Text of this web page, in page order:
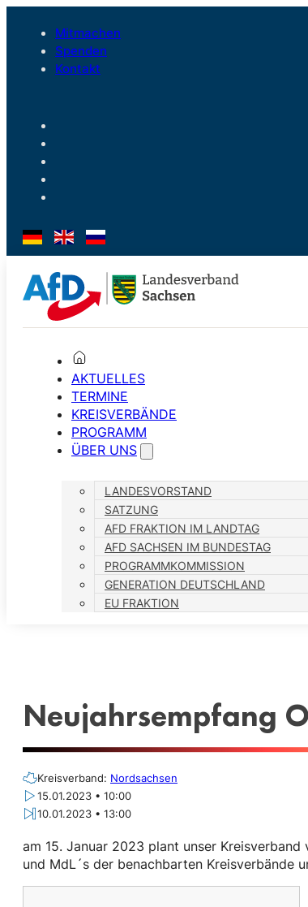
Mitmachen
Spenden
Kontakt
AKTUELLES
TERMINE
KREISVERBÄNDE
PROGRAMM
ÜBER UNS
LANDESVORSTAND
SATZUNG
AFD FRAKTION IM LANDTAG
AFD SACHSEN IM BUNDESTAG
PROGRAMMKOMMISSION
GENERATION DEUTSCHLAND
EU FRAKTION
Neujahrsempfang
Kreisverband: Nordsachsen
15.01.2023 • 10:00
10.01.2023 • 13:00
am 15. Januar 2023 plant unser
und MdL´s der benachbarten Kreisverbände